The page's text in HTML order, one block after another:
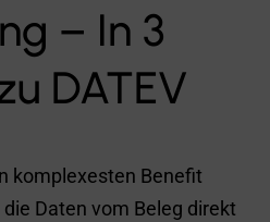
– In 3
DATEV
komplexesten Benefit
Daten vom Beleg direkt